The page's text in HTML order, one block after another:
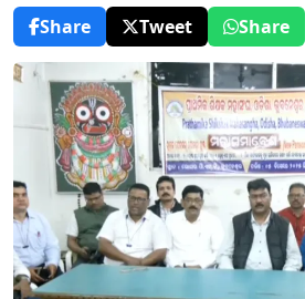
Share
Tweet Share